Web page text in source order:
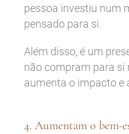
pessoa investiu num
pensado para si.
Além disso, é um
não compram para si
aumenta o impacto e
4. Aumentam o bem-